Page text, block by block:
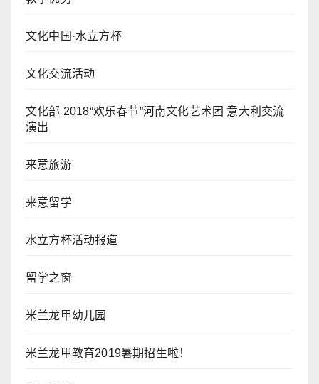
文化中国·水立方杯
文化交流活动
文化部 2018“欢乐春节”河南文化艺术团 意大利交流
演出
来意旅游
来意留学
水立方杯活动报道
留学之窗
米兰龙甲幼儿园
米兰龙甲教育2019暑期招生啦！